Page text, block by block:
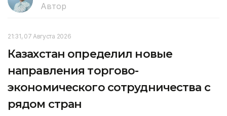
Автор
21:31, 07 Августа 2026
Казахстан определил новые
направления торгово-
экономического сотрудничества с
рядом стран